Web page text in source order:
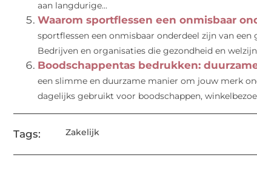
aan langdurige...
Waarom sportflessen een onmisbaar
sportflessen een onmisbaar onderdeel zijn van
Bedrijven en organisaties die gezondheid en
Boodschappentas bedrukken:
een slimme en duurzame manier om jouw merk
dagelijks gebruikt voor boodschappen,
Tags: Zakelijk